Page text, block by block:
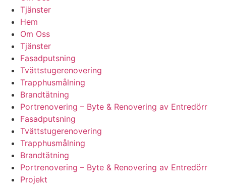
Tjänster
Hem
Om Oss
Tjänster
Fasadputsning
Tvättstugerenovering
Trapphusmålning
Brandtätning
Portrenovering – Byte & Renovering av Entredörr
Fasadputsning
Tvättstugerenovering
Trapphusmålning
Brandtätning
Portrenovering – Byte & Renovering av Entredörr
Projekt